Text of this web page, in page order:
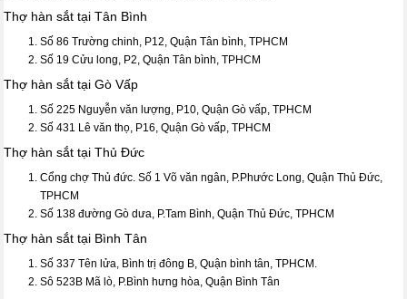
Thợ hàn sắt tại Tân Bình
Số 86 Trường chinh, P12, Quận Tân bình, TPHCM
Số 19 Cửu long, P2, Quận Tân bình, TPHCM
Thợ hàn sắt tại Gò Vấp
Số 225 Nguyễn văn lượng, P10, Quận Gò vấp, TPHCM
Số 431 Lê văn thọ, P16, Quận Gò vấp, TPHCM
Thợ hàn sắt tại Thủ Đức
Cổng chợ Thủ đức. Số 1 Võ văn ngân, P.Phước Long, Quận Thủ Đức,
TPHCM
Số 138 đường Gò dưa, P.Tam Bình, Quận Thủ Đức, TPHCM
Thợ hàn sắt tại Bình Tân
Số 337 Tên lửa, Bình trị đông B, Quận bình tân, TPHCM.
Sô 523B Mã lò, P.Bình hưng hòa, Quận Bình Tân